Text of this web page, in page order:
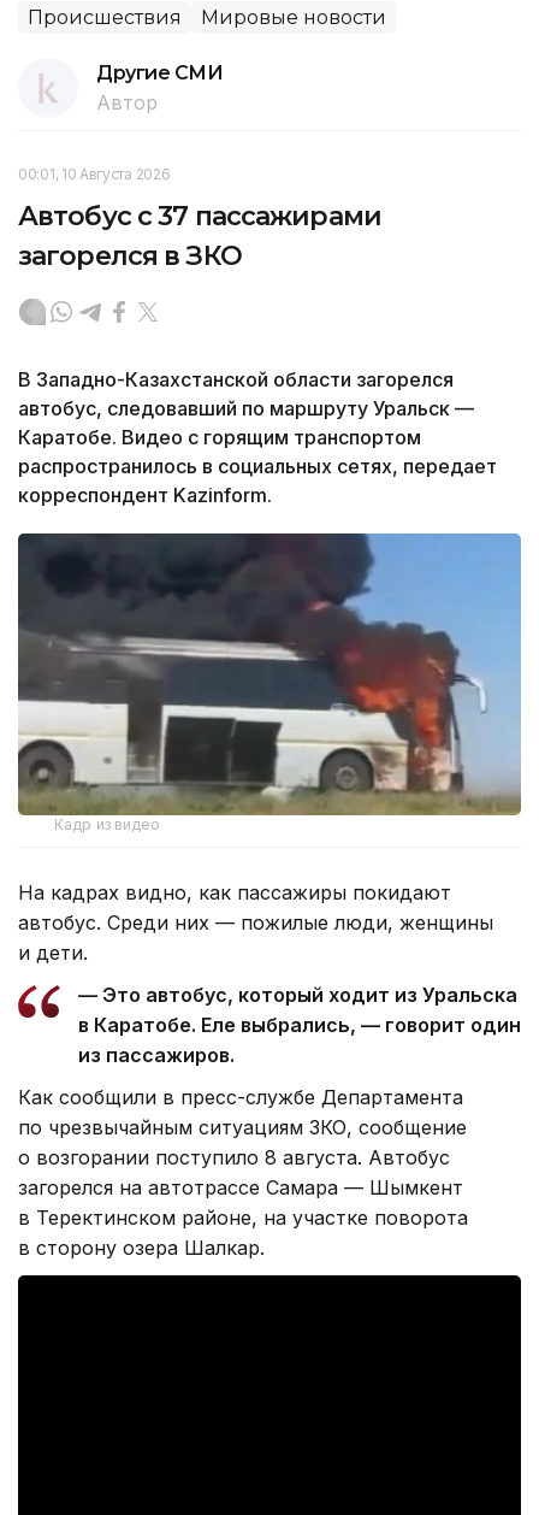
Происшествия Мировые новости
Другие СМИ
Автор
00:01, 10 Августа 2026
Автобус с 37 пассажирами
загорелся в ЗКО
В Западно-Казахстанской области загорелся
автобус, следовавший по маршруту Уральск —
Каратобе. Видео с горящим транспортом
распространилось в социальных сетях, передает
корреспондент Kazinform.
Кадр из видео
На кадрах видно, как пассажиры покидают
автобус. Среди них — пожилые люди, женщины
и дети.
— Это автобус, который ходит из Уральска
в Каратобе. Еле выбрались, — говорит один
из пассажиров.
Как сообщили в пресс-службе Департамента
по чрезвычайным ситуациям ЗКО, сообщение
о возгорании поступило 8 августа. Автобус
загорелся на автотрассе Самара — Шымкент
в Теректинском районе, на участке поворота
в сторону озера Шалкар.